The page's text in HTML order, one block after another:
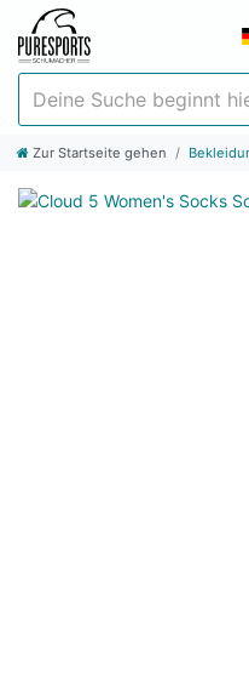
Zur Startseite gehen